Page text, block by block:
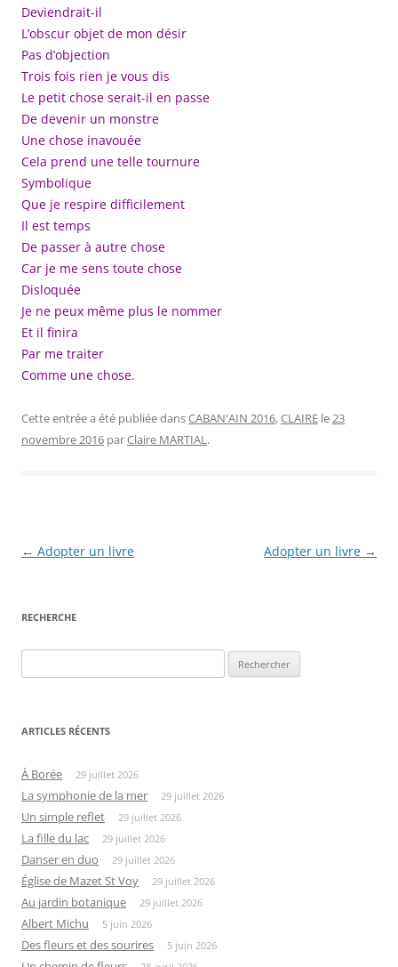
Deviendrait-il
L’obscur objet de mon désir
Pas d’objection
Trois fois rien je vous dis
Le petit chose serait-il en passe
De devenir un monstre
Une chose inavouée
Cela prend une telle tournure
Symbolique
Que je respire difficilement
Il est temps
De passer à autre chose
Car je me sens toute chose
Disloquée
Je ne peux même plus le nommer
Et il finira
Par me traiter
Comme une chose.
Cette entrée a été publiée dansCABAN'AIN 2016,CLAIRE le23
novembre 2016 parClaire MARTIAL.
Navigation
← Adopter un livre Adopter un livre →
RECHERCHE
ARTICLES RÉCENTS
À Borée 29 juillet 2026
La symphonie de la mer 29 juillet 2026
Un simple reflet 29 juillet 2026
La fille du lac 29 juillet 2026
Danser en duo 29 juillet 2026
Église de Mazet St Voy 29 juillet 2026
Au jardin botanique 29 juillet 2026
Albert Michu 5 juin 2026
Des fleurs et des sourires 5 juin 2026